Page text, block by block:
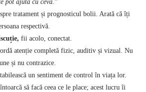
tratament și prognosticul bolii. Arată că îți
respectivă.
fii acolo, conectat.
atenție completă fizic, auditiv și vizual. Nu
și nu contrazice.
un sentiment de control în viața lor.
să facă ceea ce le place; acest lucru îi